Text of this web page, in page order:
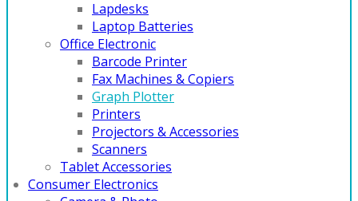
Lapdesks
Laptop Batteries
Office Electronic
Barcode Printer
Fax Machines & Copiers
Graph Plotter
Printers
Projectors & Accessories
Scanners
Tablet Accessories
Consumer Electronics